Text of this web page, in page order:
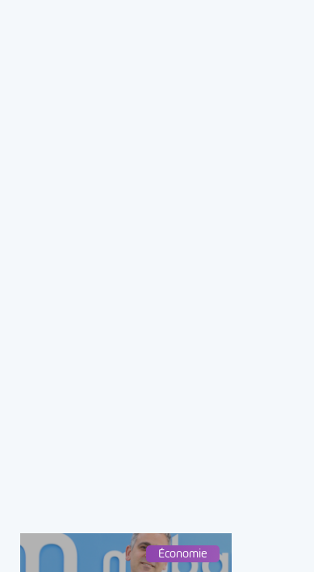
Économie